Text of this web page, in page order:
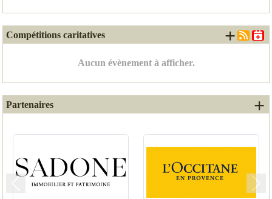
Compétitions caritatives
Aucun évènement à afficher.
+
Partenaires
Précedent
+